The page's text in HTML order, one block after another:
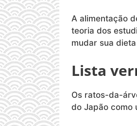
A alimentação
teoria dos
mudar sua
Lista
Os ratos-da-
do Japão como